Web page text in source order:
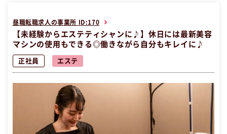
昼職転職求人の事業所 ID:170
【未経験からエステティシャンに♪】休日には最新美容
マシンの使用もできる◎働きながら自分もキレイに♪
正社員 エステ